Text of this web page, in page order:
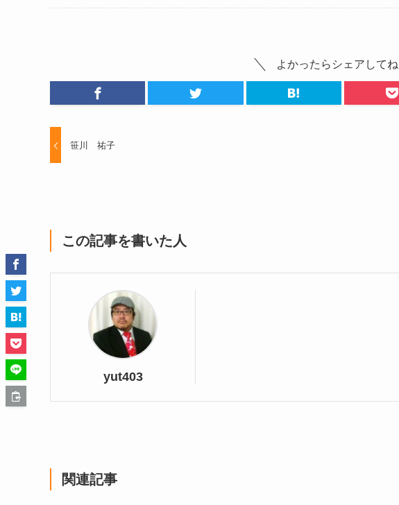
よかったらシェアしてね
笹川 祐子
この記事を書いた人
yut403
関連記事